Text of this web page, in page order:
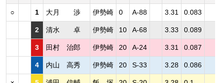
○ 1 大月 渉 伊勢崎 0 A-88 3.31 0.083
2 清水 卓 伊勢崎 10 A-68 3.33 0.089
3 田村 治郎 伊勢崎 20 A-24 3.31 0.087
4 内山 高秀 伊勢崎 20 S-33 3.28 0.086